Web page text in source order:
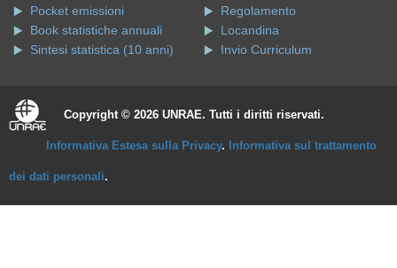
Pocket emissioni
Book statistiche annuali
Sintesi statistica (10 anni)
Regolamento
Locandina
Invio Curriculum
Copyright © 2026 UNRAE. Tutti i diritti riservati.
Informativa Estesa sulla Privacy. Informativa sul trattamento
dei dati personali.